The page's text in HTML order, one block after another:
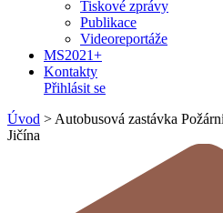
Tiskové zprávy
Publikace
Videoreportáže
MS2021+
Kontakty
Přihlásit se
Úvod > Autobusová zastávka
Jičína